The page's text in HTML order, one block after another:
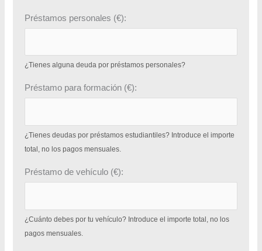
Préstamos personales (€):
¿Tienes alguna deuda por préstamos personales?
Préstamo para formación (€):
¿Tienes deudas por préstamos estudiantiles? Introduce el importe
total, no los pagos mensuales.
Préstamo de vehículo (€):
¿Cuánto debes por tu vehículo? Introduce el importe total, no los
pagos mensuales.